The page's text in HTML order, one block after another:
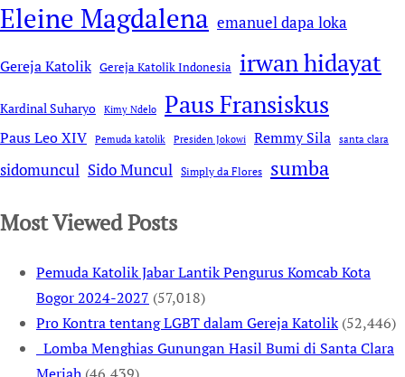
Eleine Magdalena emanuel dapa loka
Gereja Katolik Gereja Katolik Indonesia irwan hidayat
Kardinal Suharyo Kimy Ndelo Paus Fransiskus
Paus Leo XIV Pemuda katolik Presiden Jokowi Remmy Sila santa clara
sidomuncul Sido Muncul Simply da Flores sumba
Most Viewed Posts
Pemuda Katolik Jabar Lantik Pengurus Komcab Kota
Bogor 2024-2027 (57,018)
Pro Kontra tentang LGBT dalam Gereja Katolik (52,446)
Lomba Menghias Gunungan Hasil Bumi di Santa Clara